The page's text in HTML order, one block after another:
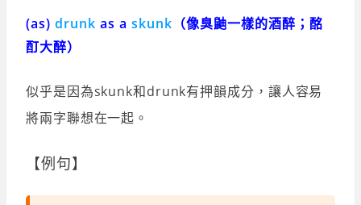
(as) drunk as a skunk （像臭鼬一樣的酒醉；酩
酊大醉）
似乎是因為skunk和drunk有押韻成分，讓人容易
將兩字聯想在一起。
【例句】